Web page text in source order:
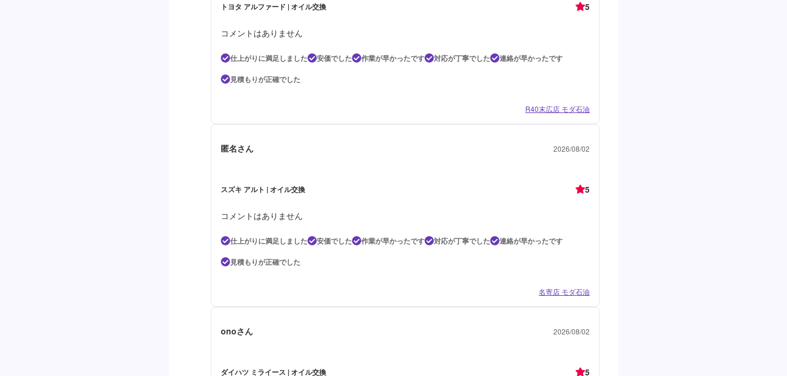
トヨタ アルファード | オイル交換 5
コメントはありません
仕上がりに満足しました 安価でした 作業が早かったです 対応が丁寧でした
連絡が早かったです
見積もりが正確でした
R40末広店 モダ石油
匿名さん 2026/08/02
スズキ アルト | オイル交換 5
コメントはありません
仕上がりに満足しました 安価でした 作業が早かったです 対応が丁寧でした
連絡が早かったです
見積もりが正確でした
名寄店 モダ石油
onoさん 2026/08/02
ダイハツ ミライース | オイル交換 5